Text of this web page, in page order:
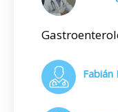
Fabián